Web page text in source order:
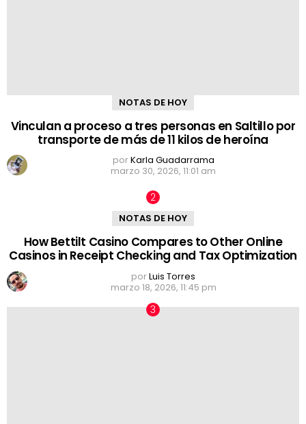
NOTAS DE HOY
Vinculan a proceso a tres personas en Saltillo por
transporte de más de 11 kilos de heroína
porKarla Guadarrama
marzo 30, 2026, 11:01 am
NOTAS DE HOY
How Bettilt Casino Compares to Other Online
Casinos in Receipt Checking and Tax Optimization
porLuis Torres
marzo 18, 2026, 11:45 pm